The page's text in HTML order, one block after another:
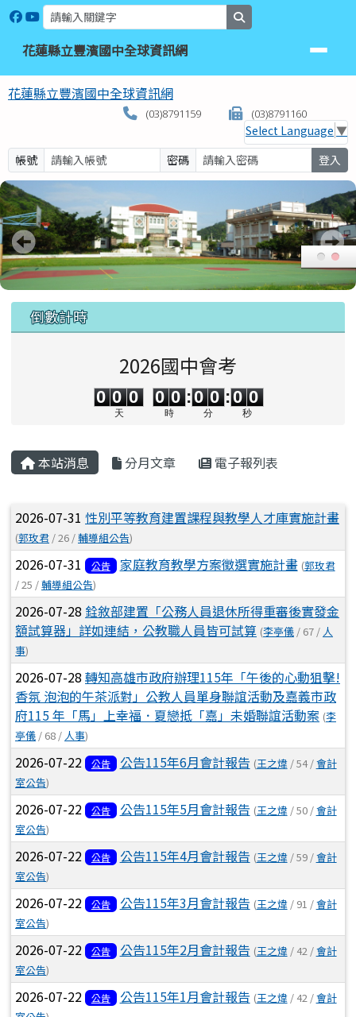
跳至主內容區
花蓮縣立豐濱國中全球資訊網
花蓮縣立豐濱國中全球資訊網
花蓮縣立豐濱國中全球資訊網
(03)8791159 (03)8791160
Select Language ▼
帳號
密碼 登入
上中區域內容
倒數計時
2026國中會考
0
0
0
0
0
天
0
0
0
0
時
:
0
0
0
0
分
:0 0
秒
主內容區域
本站消息 分月文章 電子報列表
文章列表
2026-07-31 性別平等教育建置課程與教學人才庫實施計畫
(郭玫君 / 26 /輔導組公告)
2026-07-31 公告 家庭教育教學方案徵選實施計畫 (郭玫君
/ 25 /輔導組公告)
2026-07-28 銓敘部建置「公務人員退休所得重審後實發金
額試算器」詳如連結，公教職人員皆可試算 (李亭儀 / 67 / 人
事)
2026-07-28 轉知高雄市政府辦理115年「午後的心動狙擊!
香氛 泡泡的午茶派對」公教人員單身聯誼活動及嘉義市政
府115 年「馬」上幸福．夏戀抵「嘉」未婚聯誼活動案 (李
亭儀 / 68 / 人事)
2026-07-22 公告 公告115年6月會計報告 (王之煒/ 54 /會計
室公告)
2026-07-22 公告 公告115年5月會計報告 (王之煒/ 50 /會計
室公告)
2026-07-22 公告 公告115年4月會計報告 (王之煒/ 59 /會計
室公告)
2026-07-22 公告 公告115年3月會計報告 (王之煒/ 91 /會計
室公告)
2026-07-22 公告 公告115年2月會計報告 (王之煒/ 42 /會計
室公告)
2026-07-22 公告 公告115年1月會計報告 (王之煒/ 42 /會計
頁尾區域